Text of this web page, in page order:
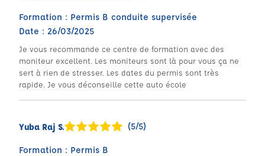
Formation : Permis B conduite supervisée
Date : 26/03/2025
Je vous recommande ce centre de formation avec des
moniteur excellent. Les moniteurs sont là pour vous ça ne
sert à rien de stresser. Les dates du permis sont très
rapide. Je vous déconseille cette auto école
Yuba Raj S. (5/5)
Formation : Permis B